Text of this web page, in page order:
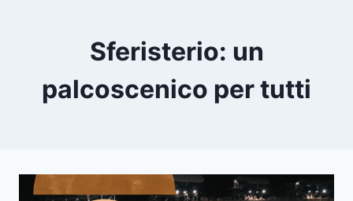
Sferisterio: un
palcoscenico per tutti